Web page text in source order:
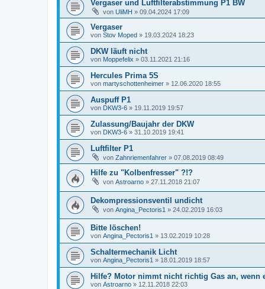
Vergaser und Luftfilterabstimmung P1 BW
von UliMH » 09.04.2024 17:09
Vergaser
von Stov Moped » 19.03.2024 18:23
DKW läuft nicht
von Moppefelix » 03.11.2021 21:16
Hercules Prima 5S
von martyschottenheimer » 12.06.2020 18:55
Auspuff P1
von DKW3-6 » 19.11.2019 19:57
Zulassung/Baujahr der DKW
von DKW3-6 » 31.10.2019 19:41
Luftfilter P1
von Zahnriemenfahrer » 07.08.2019 08:49
Hilfe zu "Kolbenfresser" ?!?
von Astroarno » 27.11.2018 21:07
Dekompressionsventil undicht
von Angina_Pectoris1 » 24.02.2019 16:03
Bitte löschen!
von Angina_Pectoris1 » 13.02.2019 10:28
Schaltermechanik Licht
von Angina_Pectoris1 » 18.01.2019 18:57
Hilfe? Motor nimmt nicht richtig Gas an, wenn
von Astroarno » 12.11.2018 22:03